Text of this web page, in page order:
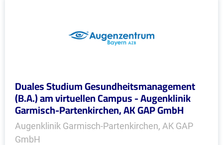
Duales Studium Gesundheitsmanagement
(B.A.) am virtuellen Campus - Augenklinik
Garmisch-Partenkirchen, AK GAP GmbH
Augenklinik Garmisch-Partenkirchen, AK GAP
GmbH